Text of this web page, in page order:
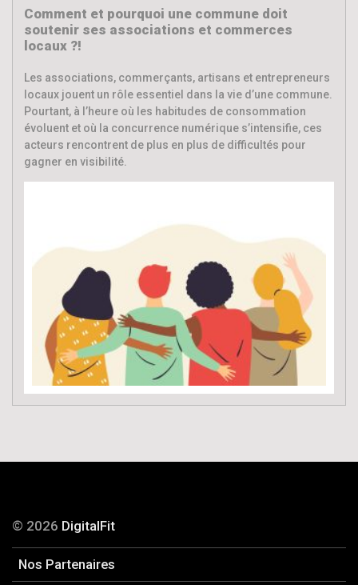
Comment et pourquoi une commune doit
soutenir ses associations et commerces
locaux ?!
Les associations, commerçants, artisans et entrepreneurs
locaux jouent un rôle essentiel dans la vie d’une commune.
Pourtant, à l’heure où les habitudes de consommation
évoluent et où la concurrence numérique s’intensifie, ces
acteurs rencontrent de plus en plus de difficultés pour
gagner en visibilité.
© 2026 DigitalFit
Nos Partenaires